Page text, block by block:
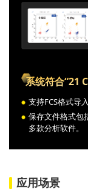
系统符合“21
支持FCS格式导
保存文件格式包
多款分析软件。
应用场景